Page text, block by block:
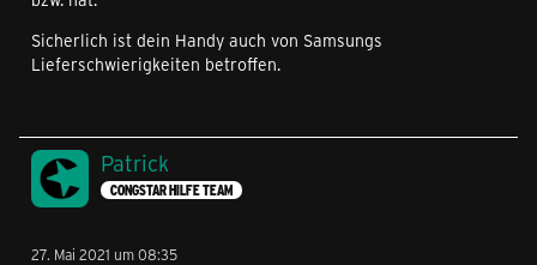
Sicherlich ist dein Handy auch von Samsungs
Lieferschwierigkeiten betroffen.
Patrick
CONGSTAR HILFE TEAM
27. Mai 2021 um 08:35